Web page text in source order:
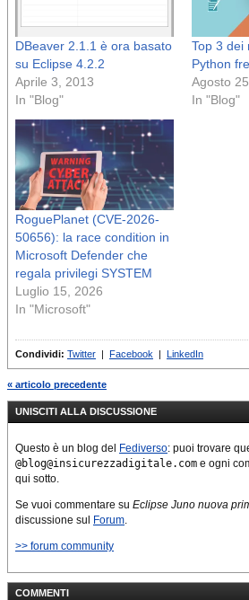
DBeaver 2.1.1 è ora basato
su Eclipse 4.2.2
Aprile 3, 2013
In "Blog"
Top 3 dei
Python
Agosto
In "Blog"
RoguePlanet (CVE-2026-
50656): la race condition in
Microsoft Defender che
regala privilegi SYSTEM
Luglio 15, 2026
In "Microsoft"
Condividi: Twitter Facebook LinkedIn
« articolo precedente
UNISCITI ALLA DISCUSSIONE
Questo è un blog del Fediverso: puoi trovare
@blog@insicurezzadigitale.com e ogni
qui sotto.
Se vuoi commentare su Eclipse Juno nuova
discussione sul
Forum.
>> forum community
COMMENTI